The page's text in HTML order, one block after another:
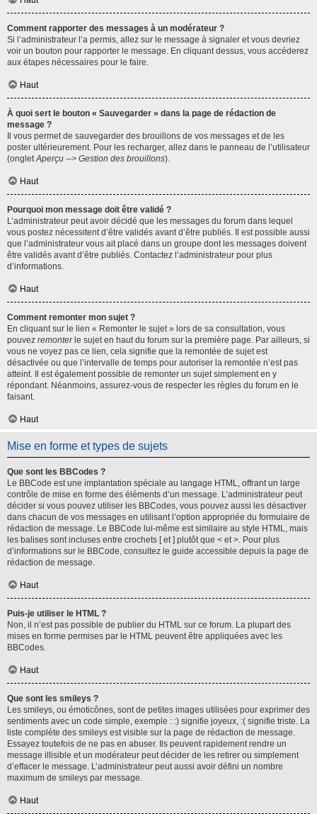
Comment rapporter des messages à un modérateur ?
Si l’administrateur l’a permis, allez sur le message à signaler et vous devriez
voir un bouton pour rapporter le message. En cliquant dessus, vous accéderez
aux étapes nécessaires pour le faire.
Haut
À quoi sert le bouton « Sauvegarder » dans la page de rédaction de
message ?
Il vous permet de sauvegarder des brouillons de vos messages et de les
poster ultérieurement. Pour les recharger, allez dans le panneau de l’utilisateur
(ongletAperçu --> Gestion des brouillons).
Haut
Pourquoi mon message doit être validé ?
L’administrateur peut avoir décidé que les messages du forum dans lequel
vous postez nécessitent d’être validés avant d’être publiés. Il est possible aussi
que l’administrateur vous ait placé dans un groupe dont les messages doivent
être validés avant d’être publiés. Contactez l’administrateur pour plus
d’informations.
Haut
Comment remonter mon sujet ?
En cliquant sur le lien « Remonter le sujet » lors de sa consultation, vous
pouvez remonterle sujet en haut du forum sur la première page. Par ailleurs, si
vous ne voyez pas ce lien, cela signifie que la remontée de sujet est
désactivée ou que l’intervalle de temps pour autoriser la remontée n’est pas
atteint. Il est également possible de remonter un sujet simplement en y
répondant. Néanmoins, assurez-vous de respecter les règles du forum en le
faisant.
Haut
Mise en forme et types de sujets
Que sont les BBCodes ?
Le BBCode est une implantation spéciale au langage HTML, offrant un large
contrôle de mise en forme des éléments d’un message. L’administrateur peut
décider si vous pouvez utiliser les BBCodes, vous pouvez aussi les désactiver
dans chacun de vos messages en utilisant l’option appropriée du formulaire de
rédaction de message. Le BBCode lui-même est similaire au style HTML, mais
les balises sont incluses entre crochets [ et ] plutôt que < et >. Pour plus
d’informations sur le BBCode, consultez le guide accessible depuis la page de
rédaction de message.
Haut
Puis-je utiliser le HTML ?
Non, il n’est pas possible de publier du HTML sur ce forum. La plupart des
mises en forme permises par le HTML peuvent être appliquées avec les
BBCodes.
Haut
Que sont les smileys ?
Les smileys, ou émoticônes, sont de petites images utilisées pour exprimer des
sentiments avec un code simple, exemple : :) signifie joyeux, :( signifie triste. La
liste complète des smileys est visible sur la page de rédaction de message.
Essayez toutefois de ne pas en abuser. Ils peuvent rapidement rendre un
message illisible et un modérateur peut décider de les retirer ou simplement
d’effacer le message. L’administrateur peut aussi avoir défini un nombre
maximum de smileys par message.
Haut